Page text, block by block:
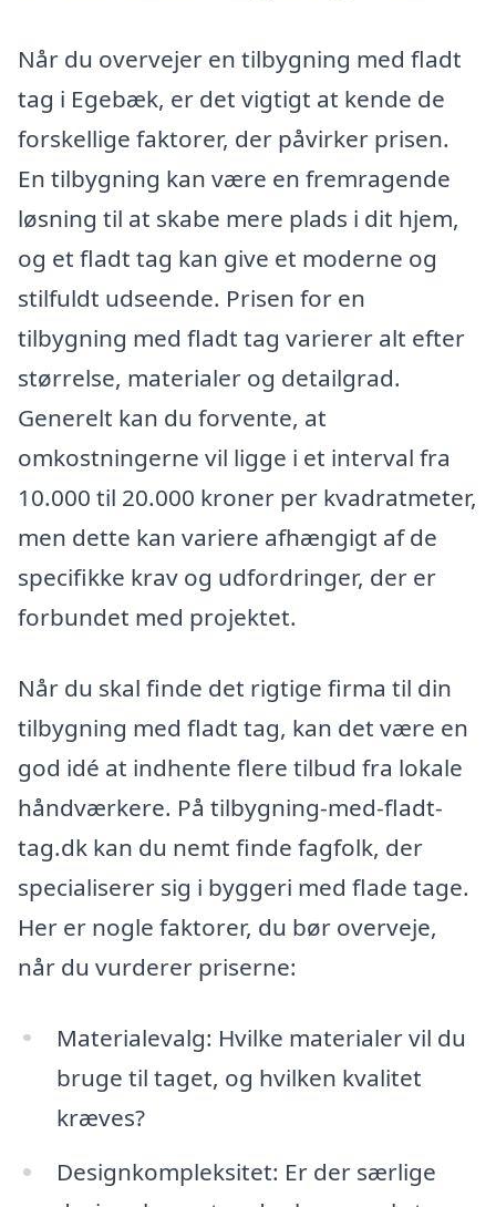
Når du overvejer en tilbygning med fladt
tag i Egebæk, er det vigtigt at kende de
forskellige faktorer, der påvirker prisen.
En tilbygning kan være en fremragende
løsning til at skabe mere plads i dit hjem,
og et fladt tag kan give et moderne og
stilfuldt udseende. Prisen for en
tilbygning med fladt tag varierer alt efter
størrelse, materialer og detailgrad.
Generelt kan du forvente, at
omkostningerne vil ligge i et interval fra
10.000 til 20.000 kroner per kvadratmeter,
men dette kan variere afhængigt af de
specifikke krav og udfordringer, der er
forbundet med projektet.
Når du skal finde det rigtige firma til din
tilbygning med fladt tag, kan det være en
god idé at indhente flere tilbud fra lokale
håndværkere. På tilbygning-med-fladt-
tag.dk kan du nemt finde fagfolk, der
specialiserer sig i byggeri med flade tage.
Her er nogle faktorer, du bør overveje,
når du vurderer priserne:
Materialevalg: Hvilke materialer vil du
bruge til taget, og hvilken kvalitet
kræves?
Designkompleksitet: Er der særlige